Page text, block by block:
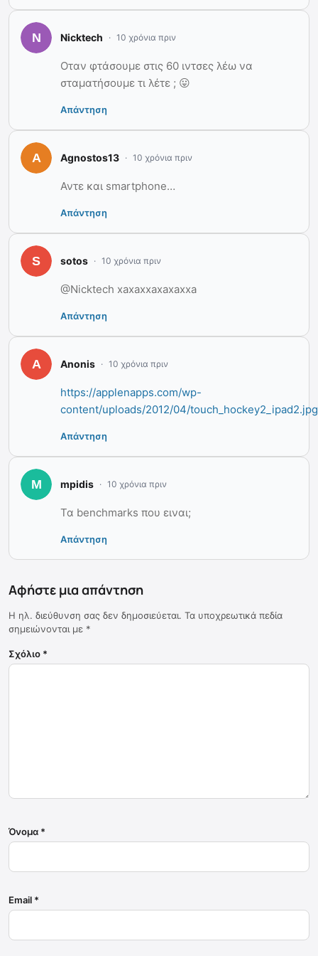
Nicktech 10 χρόνια πριν
Οταν φτάσουμε στις 60 ιντσες λέω να
σταματήσουμε τι λέτε ; 😛
Απάντηση
Agnostos13 10 χρόνια πριν
Αντε και smartphone…
Απάντηση
sotos 10 χρόνια πριν
@Nicktech xaxaxxaxaxaxxa
Απάντηση
Anonis 10 χρόνια πριν
https://applenapps.com/wp-
content/uploads/2012/04/touch_hockey2_ipad2.jpg
Απάντηση
mpidis 10 χρόνια πριν
Τα benchmarks που ειναι;
Απάντηση
Αφήστε μια απάντηση
Η ηλ. διεύθυνση σας δεν δημοσιεύεται. Τα υποχρεωτικά πεδία
σημειώνονται με *
Σχόλιο *
Όνομα *
Email *